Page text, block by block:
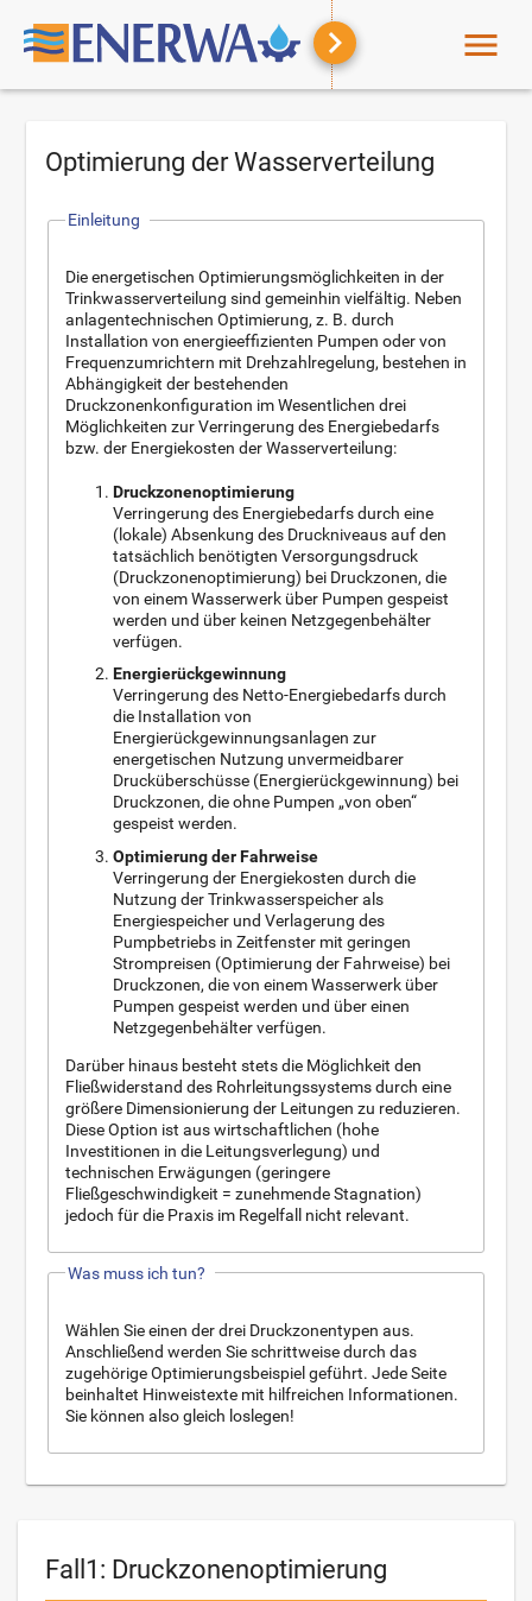
menu
Optimierung der Wasserverteilung
Einleitung
Die energetischen Optimierungsmöglichkeiten in der
Trinkwasserverteilung sind gemeinhin vielfältig. Neben
anlagentechnischen Optimierung, z. B. durch
Installation von energieeffizienten Pumpen oder von
Frequenzumrichtern mit Drehzahlregelung, bestehen in
Abhängigkeit der bestehenden
Druckzonenkonfiguration im Wesentlichen drei
Möglichkeiten zur Verringerung des Energiebedarfs
bzw. der Energiekosten der Wasserverteilung:
Druckzonenoptimierung
Verringerung des Energiebedarfs durch eine
(lokale) Absenkung des Druckniveaus auf den
tatsächlich benötigten Versorgungsdruck
(Druckzonenoptimierung) bei Druckzonen, die
von einem Wasserwerk über Pumpen gespeist
werden und über keinen Netzgegenbehälter
verfügen.
Energierückgewinnung
Verringerung des Netto-Energiebedarfs durch
die Installation von
Energierückgewinnungsanlagen zur
energetischen Nutzung unvermeidbarer
Drucküberschüsse (Energierückgewinnung) bei
Druckzonen, die ohne Pumpen „von oben“
gespeist werden.
Optimierung der Fahrweise
Verringerung der Energiekosten durch die
Nutzung der Trinkwasserspeicher als
Energiespeicher und Verlagerung des
Pumpbetriebs in Zeitfenster mit geringen
Strompreisen (Optimierung der Fahrweise) bei
Druckzonen, die von einem Wasserwerk über
Pumpen gespeist werden und über einen
Netzgegenbehälter verfügen.
Darüber hinaus besteht stets die Möglichkeit den
Fließwiderstand des Rohrleitungssystems durch eine
größere Dimensionierung der Leitungen zu reduzieren.
Diese Option ist aus wirtschaftlichen (hohe
Investitionen in die Leitungsverlegung) und
technischen Erwägungen (geringere
Fließgeschwindigkeit = zunehmende Stagnation)
jedoch für die Praxis im Regelfall nicht relevant.
Was muss ich tun?
Wählen Sie einen der drei Druckzonentypen aus.
Anschließend werden Sie schrittweise durch das
zugehörige Optimierungsbeispiel geführt. Jede Seite
beinhaltet Hinweistexte mit hilfreichen Informationen.
Sie können also gleich loslegen!
Fall1: Druckzonenoptimierung